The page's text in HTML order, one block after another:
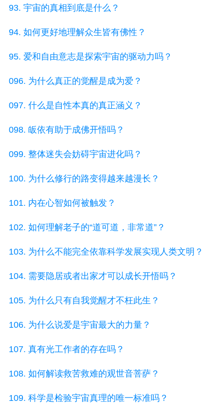
93. 宇宙的真相到底是什么？
94. 如何更好地理解众生皆有佛性？
95. 爱和自由意志是探索宇宙的驱动力吗？
096. 为什么真正的觉醒是成为爱？
097. 什么是自性本真的真正涵义？
098. 皈依有助于成佛开悟吗？
099. 整体迷失会妨碍宇宙进化吗？
100. 为什么修行的路变得越来越漫长？
101. 内在心智如何被触发？
102. 如何理解老子的“道可道，非常道”？
103. 为什么不能完全依靠科学发展实现人类文明？
104. 需要隐居或者出家才可以成长开悟吗？
105. 为什么只有自我觉醒才不枉此生？
106. 为什么说爱是宇宙最大的力量？
107. 真有光工作者的存在吗？
108. 如何解读救苦救难的观世音菩萨？
109. 科学是检验宇宙真理的唯一标准吗？